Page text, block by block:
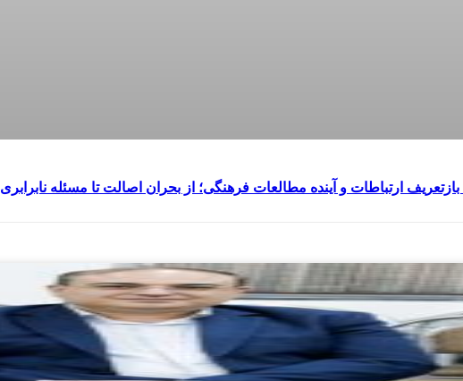
ارتباطات و آینده مطالعات فرهنگی؛ از بحران اصالت تا مسئله نابرابری